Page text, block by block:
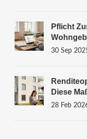
Pflicht
30 Sep
Diese
Höchsten
28 Feb